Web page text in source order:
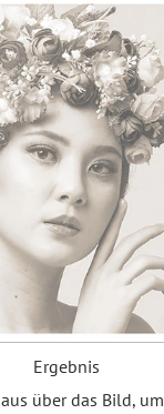
Ergebnis
über das Bild,